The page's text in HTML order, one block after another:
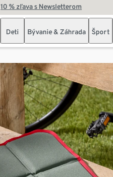
10 % zľava s Newsletterom
Deti Bývanie & Záhrada Šport